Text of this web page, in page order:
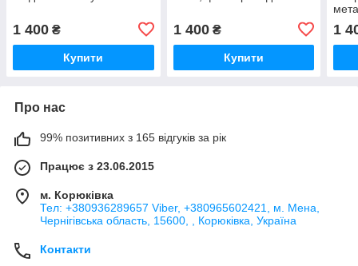
1 400 ₴
Купити
1 400₴
Купити
1
Про нас
99% позитивних з 165 відгуків за рік
Працює з 23.06.2015
м. Корюківка
Тел: +380936289657 Viber, +380965602421, м. Мена,
Чернігівська область, 15600, , Корюківка, Україна
Контакти